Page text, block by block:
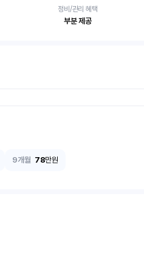
정비/관리 혜택
부분 제공
9개월 78만원